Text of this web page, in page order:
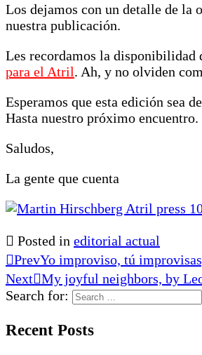
Los dejamos con un detalle de la
nuestra publicación.
Les recordamos la disponibilidad
para el Atril. Ah, y no olviden
Esperamos que esta edición sea
Hasta nuestro próximo encuentro.
Saludos,
La gente que cuenta
Posted in editorial actual
PrevYo improviso, tú
Next My joyful neighbors, by
Search for:
Recent Posts